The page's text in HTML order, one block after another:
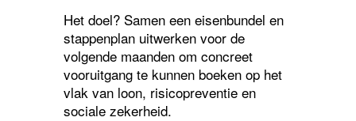
Het doel? Samen een eisenbundel en
stappenplan uitwerken voor de
volgende maanden om concreet
vooruitgang te kunnen boeken op het
vlak van loon, risicopreventie en
sociale zekerheid.